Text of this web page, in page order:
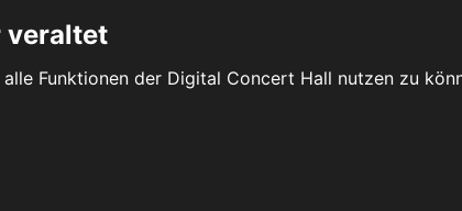
veraltet
Funktionen der Digital Concert Hall nutzen zu